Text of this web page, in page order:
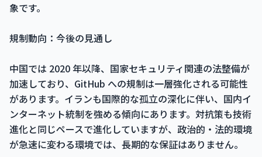
象です。
規制動向：今後の見通し
中国では 2020 年以降、国家セキュリティ関連の法整備が
加速しており、GitHub への規制は一層強化される可能性
があります。イランも国際的な孤立の深化に伴い、国内イ
ンターネット統制を強める傾向にあります。対抗策も技術
進化と同じペースで進化していますが、政治的・法的環境
が急速に変わる環境では、長期的な保証はありません。